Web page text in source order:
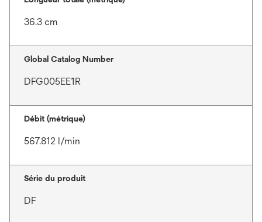
36.3 cm
Global Catalog Number
DFG005EE1R
Débit (métrique)
567.812 l/min
Série du produit
DF